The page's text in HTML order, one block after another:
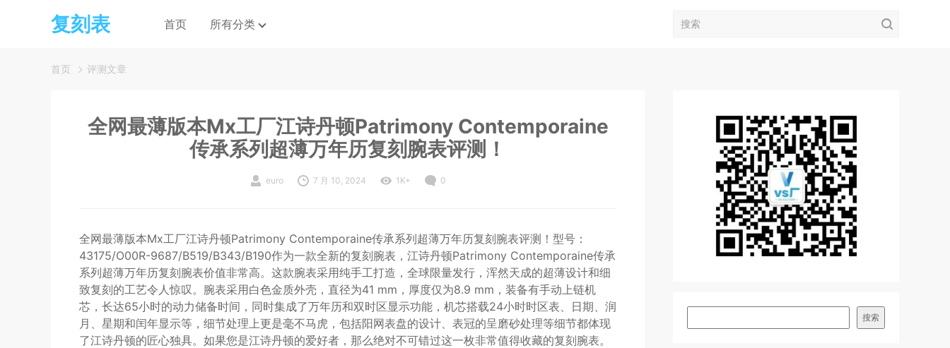
复刻表 首页 所有分类
首页 评测文章
全网最薄版本Mx工厂江诗丹顿Patrimony Contemporaine
传承系列超薄万年历复刻腕表评测！
euro 7 月 10, 2024 1K+ 0
全网最薄版本Mx工厂江诗丹顿Patrimony Contemporaine传承系列超薄万年历复刻腕表评测！型号：
43175/O00R-9687/B519/B343/B190作为一款全新的复刻腕表，江诗丹顿Patrimony Contemporaine传承
系列超薄万年历复刻腕表价值非常高。这款腕表采用纯手工打造，全球限量发行，浑然天成的超薄设计和细
致复刻的工艺令人惊叹。腕表采用白色金质外壳，直径为41 mm，厚度仅为8.9 mm，装备有手动上链机
芯，长达65小时的动力储备时间，同时集成了万年历和双时区显示功能，机芯搭载24小时时区表、日期、润
月、星期和闰年显示等，细节处理上更是毫不马虎，包括阳网表盘的设计、表冠的呈磨砂处理等细节都体现
了江诗丹顿的匠心独具。如果您是江诗丹顿的爱好者，那么绝对不可错过这一枚非常值得收藏的复刻腕表。
搜索